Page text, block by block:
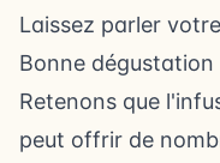
Laissez parler
Bonne dégustation
Retenons que
peut offrir de